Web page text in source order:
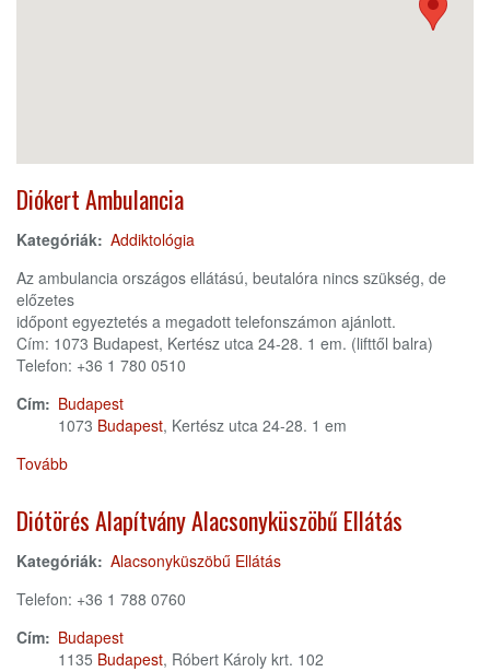
Diókert Ambulancia
Kategóriák: Addiktológia
Az ambulancia országos ellátású, beutalóra nincs szükség, de
előzetes
időpont egyeztetés a megadott telefonszámon ajánlott.
Cím: 1073 Budapest, Kertész utca 24-28. 1 em. (lifttől balra)
Telefon: +36 1 780 0510
Cím: Budapest
1073 Budapest, Kertész utca 24-28. 1 em
Tovább
Diótörés Alapítvány Alacsonyküszöbű Ellátás
Kategóriák: Alacsonyküszöbű Ellátás
Telefon: +36 1 788 0760
Cím: Budapest
1135 Budapest, Róbert Károly krt. 102